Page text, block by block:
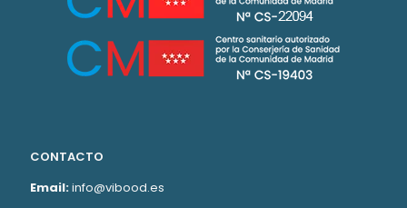
CONTACTO
Email:info@vibood.es